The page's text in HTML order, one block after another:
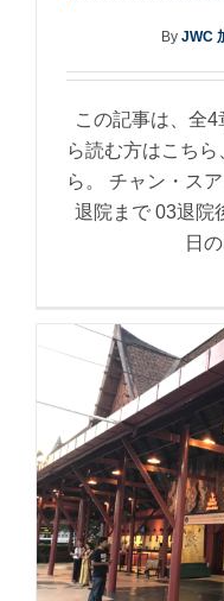
By JWC
この記事は、全
ら読む方はこち
ら。 チャン・ス
退院まで 03退院
日